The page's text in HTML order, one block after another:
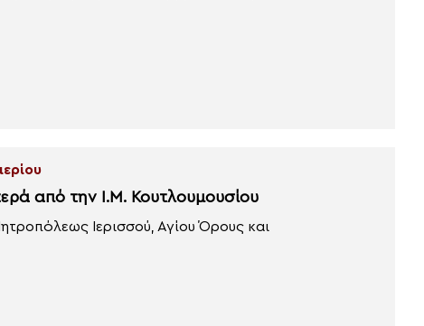
από την Ι.Μ. Κουτλουμουσίου
Ιερισσού, Αγίου Όρους και